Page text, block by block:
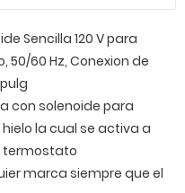
Sencilla 120 V para
50/60 Hz, Conexion de
con solenoide para
la cual se activa a
termostato
marca siempre que el